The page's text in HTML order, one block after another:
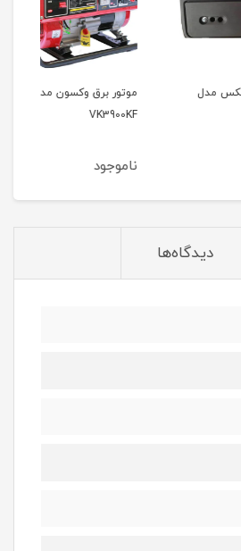
موتور برق وکسون مدل
VK3900KF
دیدگاه‌ها